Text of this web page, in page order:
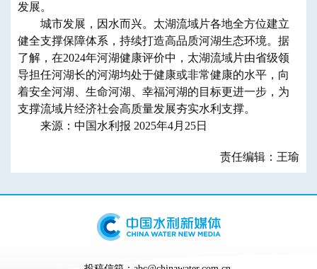
发展。
城市发展，因水而兴。太湖流域片各地全方位建立
健全支撑保障体系，持续打造高品质河湖生态环境。据
了解，在2024年河湖健康评价中，太湖流域片由省级领
导担任河湖长的河湖均处于健康或非常健康的水平，向
着安全河湖、生命河湖、幸福河湖的目标更进一步，为
支撑流域片经济社会高质量发展夯实水利支撑。
来源：中国水利报 2025年4月25日
责任编辑：王瑜